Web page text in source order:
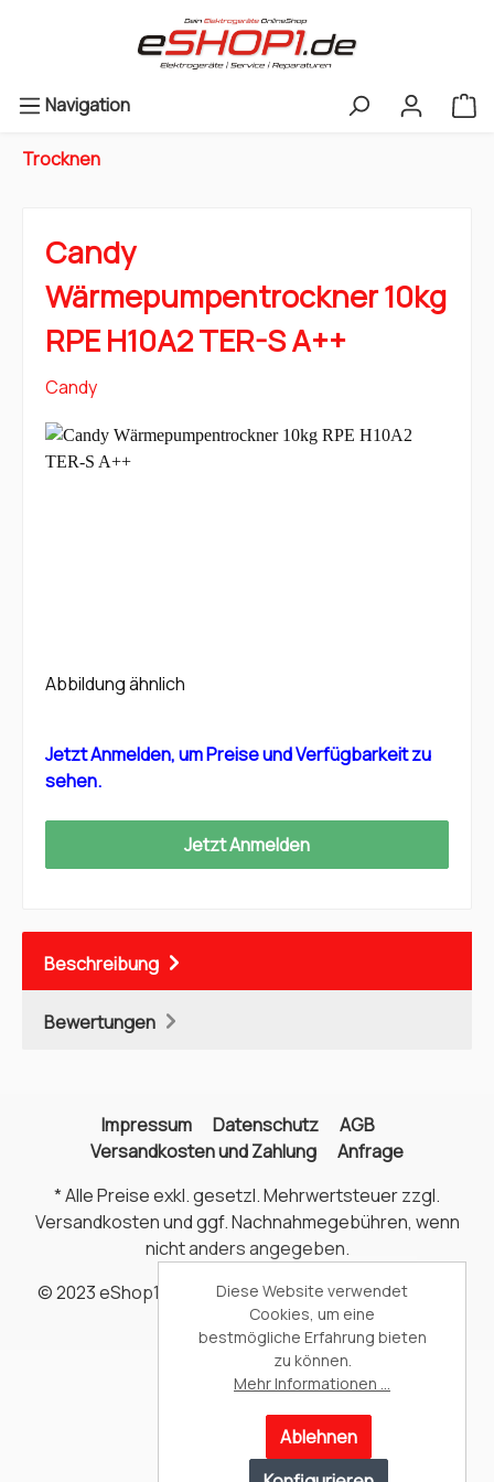
Navigation
Trocknen
Candy
Wärmepumpentrockner 10kg
RPE H10A2 TER-S A++
Candy
Abbildung ähnlich
Jetzt Anmelden, um Preise und Verfügbarkeit zu
sehen.
Jetzt Anmelden
Beschreibung
Bewertungen
Impressum Datenschutz
AGB
Versandkosten und Zahlung
Anfrage
* Alle Preise exkl. gesetzl. Mehrwertsteuer zzgl.
Versandkostenund ggf. Nachnahmegebühren, wenn
nicht anders angegeben.
© 2023 eShop1 - Alle Rechte vorbehalten. Theme by
ThemeWare®
Diese Website verwendet
Cookies, um eine
bestmögliche Erfahrung bieten
zu können.
Mehr Informationen ...
Ablehnen